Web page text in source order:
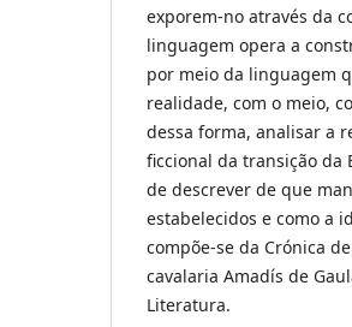
exporem-no através da
linguagem opera a
por meio da linguagem
realidade, com o meio,
dessa forma, analisar a
ficcional da transição da
de descrever de que
estabelecidos e como a
compõe-se da Crónica
cavalaria Amadís de
Literatura.